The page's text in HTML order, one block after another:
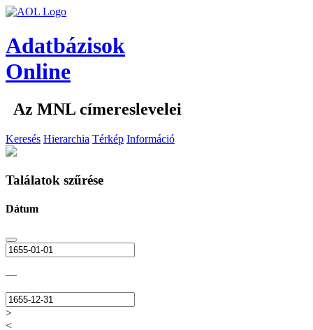
Adatbázisok
Online
Az MNL címereslevelei
Keresés Hierarchia Térkép Információ
Találatok szűrése
Dátum
—
>
<